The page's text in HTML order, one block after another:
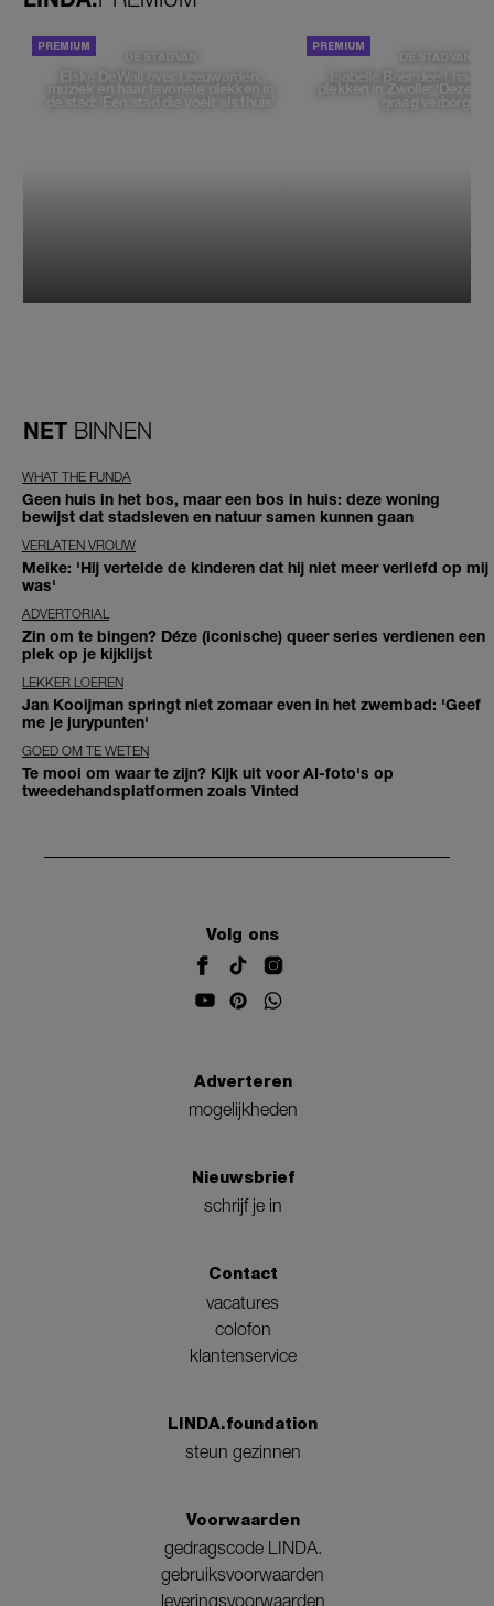
DE STAD VAN
Elske DeWall over Leeuwarden,
muziek en haar favoriete plekken in
de stad: 'Een stad die voelt als thuis'
DE STAD VAN
Isabelle Boer deelt haar
plekken in Zwolle: 'Deze
graag verborgen'
NET BINNEN
WHAT THE FUNDA
Geen huis in het bos, maar een bos in huis: deze woning
bewijst dat stadsleven en natuur samen kunnen gaan
VERLATEN VROUW
Meike: 'Hij vertelde de kinderen dat hij niet meer verliefd op mij
was'
ADVERTORIAL
Zin om te bingen? Déze (iconische) queer series verdienen een
plek op je kijklijst
LEKKER LOEREN
Jan Kooijman springt niet zomaar even in het zwembad: 'Geef
me je jurypunten'
GOED OM TE WETEN
Te mooi om waar te zijn? Kijk uit voor AI-foto's op
tweedehandsplatformen zoals Vinted
Volg ons
Adverteren
mogelijkheden
Nieuwsbrief
schrijf je in
Contact
vacatures
colofon
klantenservice
LINDA.foundation
steun gezinnen
Voorwaarden
gedragscode LINDA.
gebruiksvoorwaarden
leveringsvoorwaarden